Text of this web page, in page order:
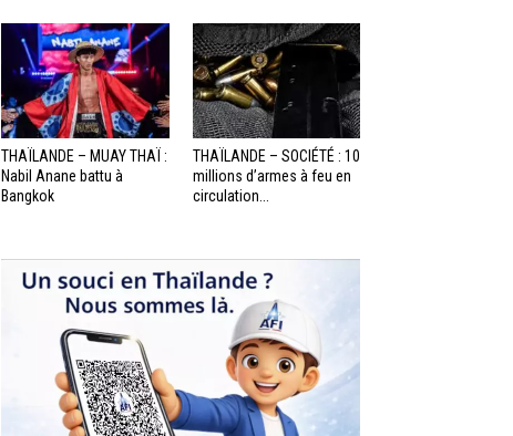
THAÏLANDE – MUAY THAÏ :
Nabil Anane battu à
Bangkok
THAÏLANDE – SOCIÉTÉ : 10
millions d’armes à feu en
circulation...